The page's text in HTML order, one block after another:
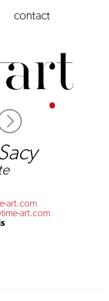
contact
art.com
art.com